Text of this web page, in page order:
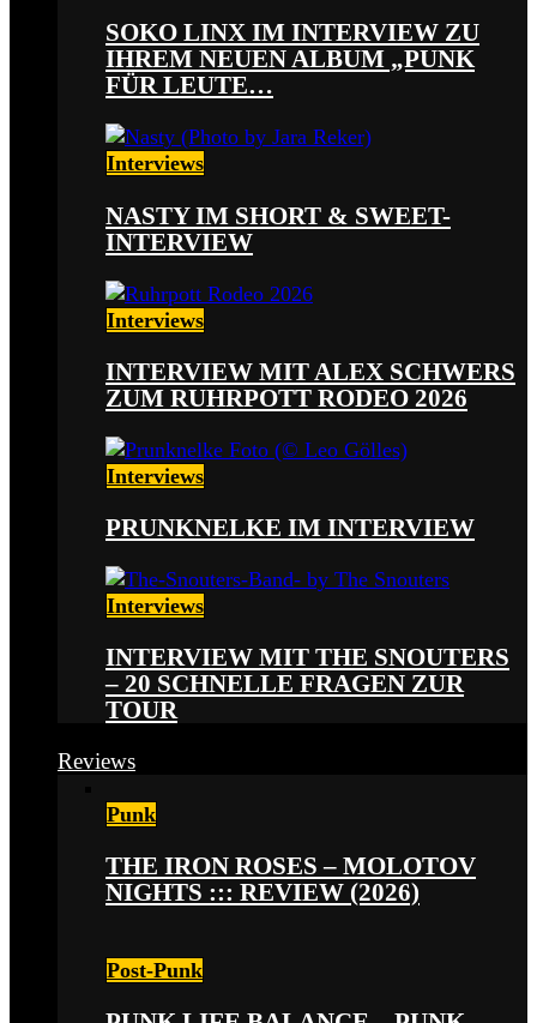
SOKO LINX IM INTERVIEW ZU
IHREM NEUEN ALBUM „PUNK
FÜR LEUTE…
Interviews
NASTY IM SHORT & SWEET-
INTERVIEW
Interviews
INTERVIEW MIT ALEX SCHWERS
ZUM RUHRPOTT RODEO 2026
Interviews
PRUNKNELKE IM INTERVIEW
Interviews
INTERVIEW MIT THE SNOUTERS
– 20 SCHNELLE FRAGEN ZUR
TOUR
Reviews
Punk
THE IRON ROSES – MOLOTOV
NIGHTS ::: REVIEW (2026)
Post-Punk